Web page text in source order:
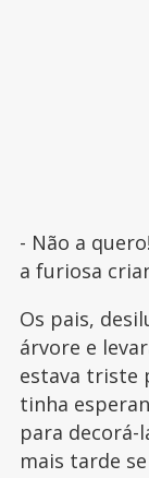
- Não a
a furiosa
Os pais,
árvore e
estava triste
tinha
para decorá-
mais tarde